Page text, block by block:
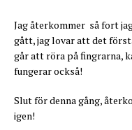
Jag återkommer så fort
gått, jag lovar att det
går att röra på fingrarna,
fungerar också!
Slut för denna gång,
igen!